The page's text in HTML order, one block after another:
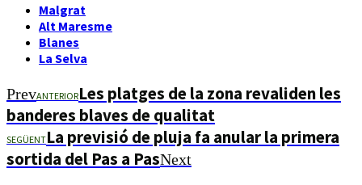
Malgrat
Alt Maresme
Blanes
La Selva
PrevANTERIORLes platges de la zona revaliden les
banderes blaves de qualitat
SEGÜENTLa previsió de pluja fa anular la primera
sortida del Pas a PasNext